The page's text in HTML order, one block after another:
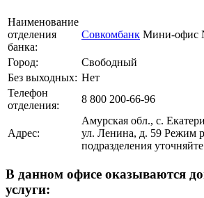
Наименование
отделения
банка:
Совкомбанк Мини-офис
Город:
Свободный
Без выходных: Нет
Телефон
отделения:
8 800 200-66-96
Адрес:
Амурская обл., с.
ул. Ленина, д. 59 Режим
подразделения
В данном офисе оказываются
услуги: